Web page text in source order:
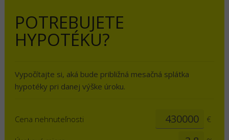
POTREBUJETE
HYPOTÉKU?
Vypočítajte si, aká bude približná mesačná splátka
hypotéky pri danej výške úroku.
Cena nehnuteľnosti €